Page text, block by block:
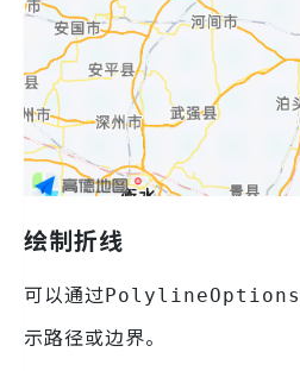
绘制折线
可以通过 PolylineOptions
示路径或边界。